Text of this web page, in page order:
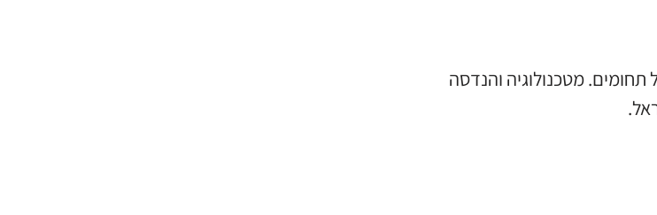
תחומים. מטכנולוגיה והנדסה